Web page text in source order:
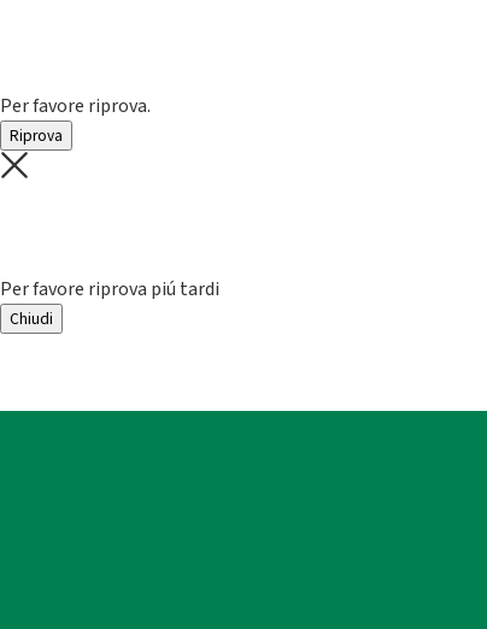
Per favore riprova.
Riprova
Per favore riprova piú tardi
Chiudi